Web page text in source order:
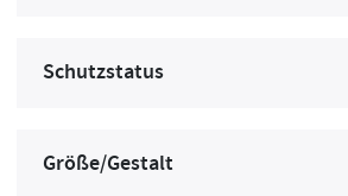
Schutzstatus
Größe/Gestalt